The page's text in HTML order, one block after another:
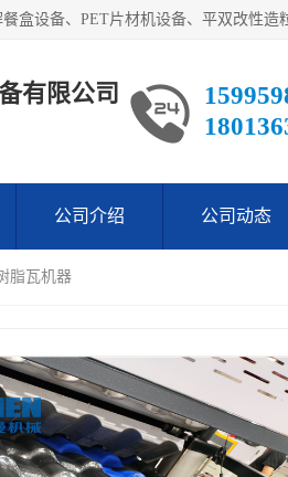
有限公司
公司介绍 公司动态
脂瓦机器